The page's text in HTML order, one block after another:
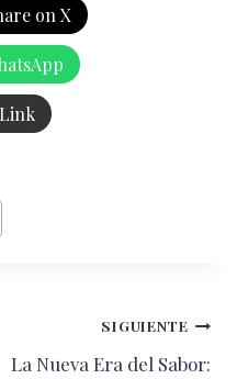
on X
SIGUIENTE
La Nueva Era del Sabor: